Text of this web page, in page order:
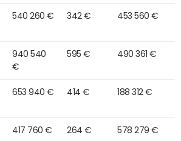
540 260 € 342 € 453 560 €
940 540
€
595 € 490 361 €
653 940 € 414 € 188 312 €
417 760 € 264 € 578 279 €